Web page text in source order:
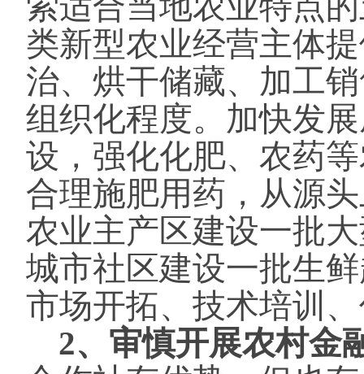
类新型农业经营主体
治、烘干储藏、加工
组织化程度。加快发
设，强化化肥、农药
合理施肥用药，从源
农业主产区建设一批
城市社区建设一批生
市场开拓、技术培训
2、审慎开展农村金